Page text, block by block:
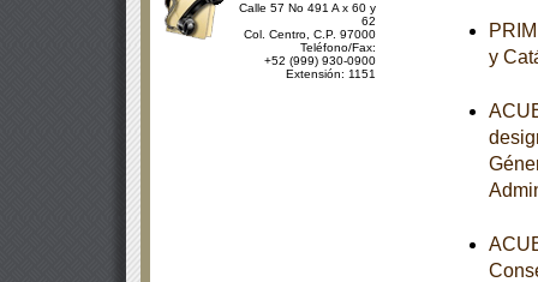
Calle 57 No 491 A x 60 y
62
Col. Centro, C.P. 97000
Teléfono/Fax:
+52 (999) 930-0900
Extensión: 1151
y